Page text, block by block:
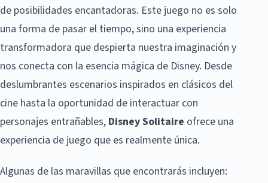
de posibilidades encantadoras. Este juego no es solo
una forma de pasar el tiempo, sino una experiencia
transformadora que despierta nuestra imaginación y
nos conecta con la esencia mágica de Disney. Desde
deslumbrantes escenarios inspirados en clásicos del
cine hasta la oportunidad de interactuar con
personajes entrañables, Disney Solitaire ofrece una
experiencia de juego que es realmente única.
Algunas de las maravillas que encontrarás incluyen: